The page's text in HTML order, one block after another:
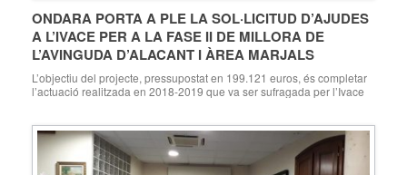
ONDARA PORTA A PLE LA SOL·LICITUD D’AJUDES
A L’IVACE PER A LA FASE II DE MILLORA DE
L’AVINGUDA D’ALACANT I ÀREA MARJALS
L’objectiu del projecte, pressupostat en 199.121 euros, és completar
l’actuació realitzada en 2018-2019 que va ser sufragada per l’Ivace
sol·licitud de subvenció a la Generalitat Valenciana (IVACE – Institut
Valencià de Competitivitat Empresarial), […]